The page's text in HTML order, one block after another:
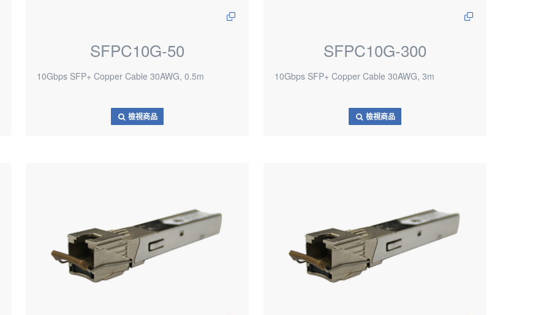
SFPC10G-50
10Gbps SFP+ Copper Cable 30AWG, 0.5m
檢視商品
SFPC10G-300
10Gbps SFP+ Copper Cable 30AWG, 3m
檢視商品